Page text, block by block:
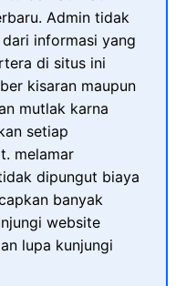
Admin tidak
informasi yang
di situs ini
kisaran maupun
mutlak karna
setiap
melamar
dipungut biaya
banyak
website
lupa kunjungi